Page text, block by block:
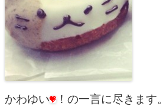
かわゆい
！の一言に尽きます。